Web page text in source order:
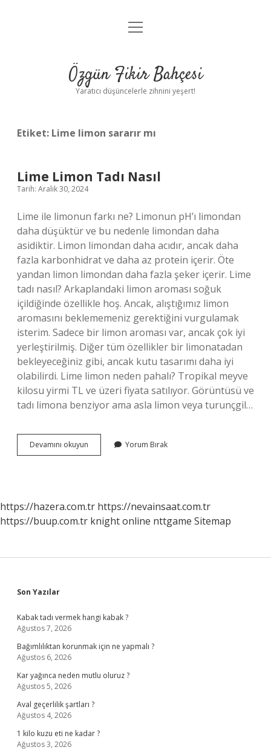
Anasayfa
Yasal Uyarı
menüyü
Özgün Fikir Bahçesi
Yaratıcı düşüncelerle zihnini yeşert!
Etiket: Lime limon sararır mı
Lime Limon Tadı Nasıl
Tarih: Aralık 30, 2024
Lime ile limonun farkı ne? Limonun pH’ı limondan
daha düşüktür ve bu nedenle limondan daha
asidiktir. Limon limondan daha acıdır, ancak daha
fazla karbonhidrat ve daha az protein içerir. Öte
yandan limon limondan daha fazla şeker içerir. Lime
tadı nasıl? Arkaplandaki limon aroması soğuk
içildiğinde özellikle hoş. Ancak, alıştığımız limon
aromasını beklememeniz gerektiğini vurgulamak
isterim. Sadece bir limon aroması var, ancak çok iyi
yerleştirilmiş. Diğer tüm özellikler bir limonatadan
bekleyeceğiniz gibi, ancak kutu tasarımı daha iyi
olabilirdi. Lime limon neden pahalı? Tropikal meyve
kilosu yirmi TL ve üzeri fiyata satılıyor. Görüntüsü ve
tadı limona benziyor ama asla limon veya turunçgil…
Devamını okuyun
Limon
Yorum Bırak
https://hazera.com.tr https://nevainsaat.com.tr
https://buup.com.tr knight online nttgame Sitemap
Sidebar
Son Yazılar
Kabak tadı vermek hangi kabak ?
Ağustos 7, 2026
Bağımlılıktan korunmak için ne yapmalı ?
Ağustos 6, 2026
Kar yağınca neden mutlu oluruz ?
Ağustos 5, 2026
Aval geçerlilik şartları ?
Ağustos 4, 2026
1 kilo kuzu eti ne kadar ?
Ağustos 3, 2026